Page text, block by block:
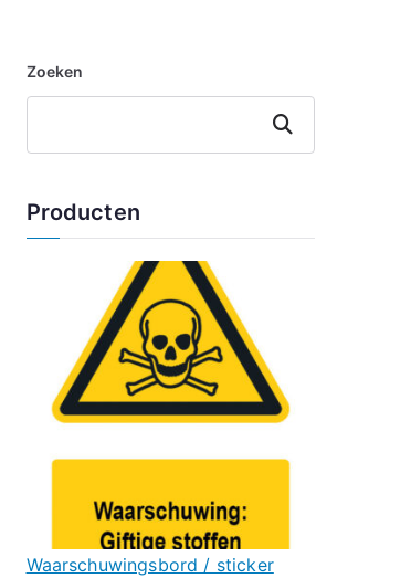
Zoeken
Zoeken
Producten
Waarschuwingsbord / sticker